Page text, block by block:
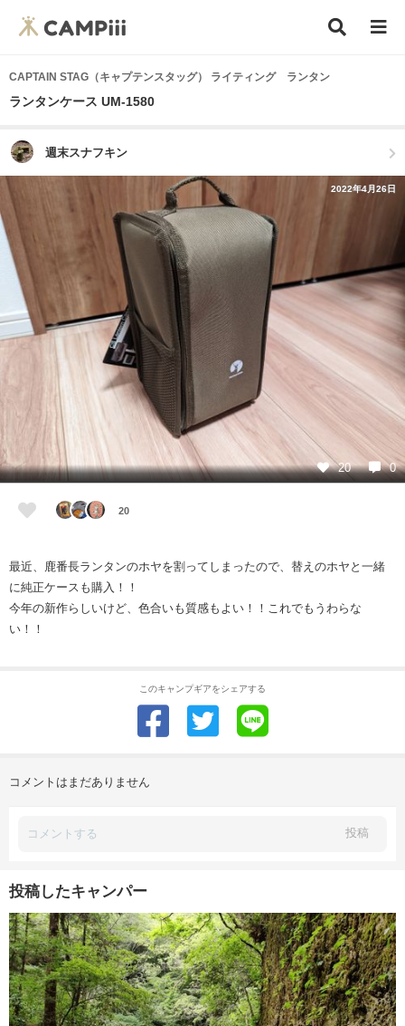
CAPTAIN STAG（キャプテンスタッグ） ライティング ランタン
ランタンケース UM-1580
週末スナフキン
2022年4月26日
20 0
20
最近、鹿番長ランタンのホヤを割ってしまったので、替えのホヤと一緒
に純正ケースも購入！！
今年の新作らしいけど、色合いも質感もよい！！これでもうわらな
い！！
このキャンプギアをシェアする
コメントはまだありません
投稿
投稿したキャンパー